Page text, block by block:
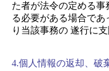
た者が法令の定める
る必要がある場合で
り当該事務の 遂行に
4.個人情報の返却、破